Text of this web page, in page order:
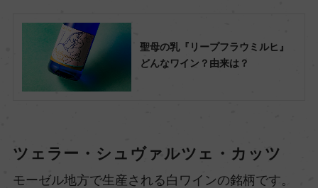
聖母の乳『リープフラウミルヒ』
どんなワイン？由来は？
ツェラー・シュヴァルツェ・カッツ
モーゼル地方で生産される白ワインの銘柄です。